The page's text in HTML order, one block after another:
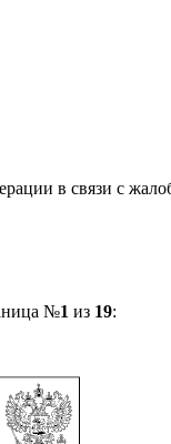
в связи с
№1 из 19: